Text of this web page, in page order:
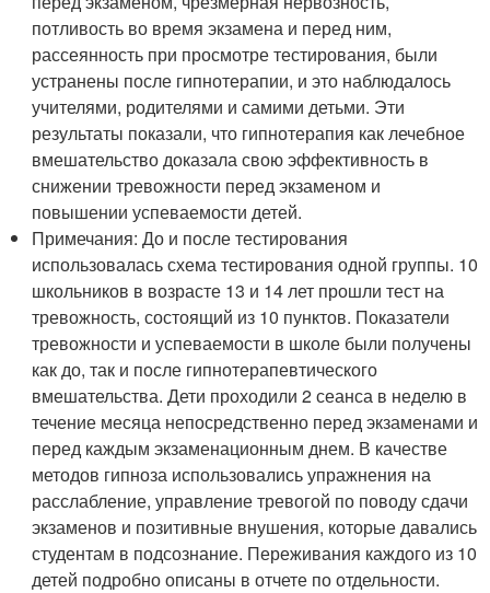
потливость во время экзамена и перед ним,
рассеянность при просмотре тестирования, были
устранены после гипнотерапии, и это наблюдалось
учителями, родителями и самими детьми. Эти
результаты показали, что гипнотерапия как лечебное
вмешательство доказала свою эффективность в
снижении тревожности перед экзаменом и
повышении успеваемости детей.
Примечания: До и после тестирования
использовалась схема тестирования одной группы. 10
школьников в возрасте 13 и 14 лет прошли тест на
тревожность, состоящий из 10 пунктов. Показатели
тревожности и успеваемости в школе были получены
как до, так и после гипнотерапевтического
вмешательства. Дети проходили 2 сеанса в неделю в
течение месяца непосредственно перед экзаменами и
перед каждым экзаменационным днем. В качестве
методов гипноза использовались упражнения на
расслабление, управление тревогой по поводу сдачи
экзаменов и позитивные внушения, которые давались
студентам в подсознание. Переживания каждого из 10
детей подробно описаны в отчете по отдельности.